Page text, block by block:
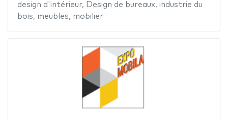
design d'intérieur, Design de bureaux, industrie du
bois, meubles, mobilier